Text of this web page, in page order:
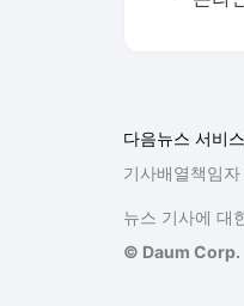
다음뉴스 서비
기사배열책임
뉴스 기사에 대
© Daum Corp.